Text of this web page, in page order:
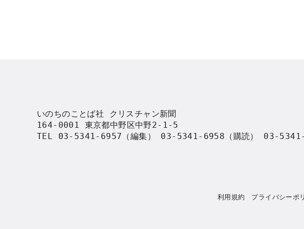
いのちのことば社 クリスチャン新聞
164-0001 東京都中野区中野2-1-5
TEL 03-5341-6957（編集） 03-5341-6958（購読） 03-5341-
利用規約 プライバシーポ